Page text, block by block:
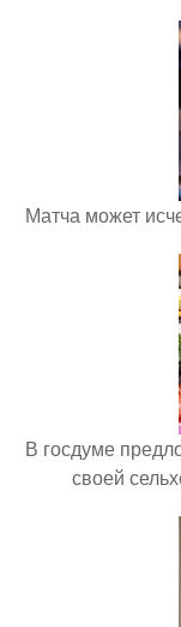
Матча может
В госдуме
своей